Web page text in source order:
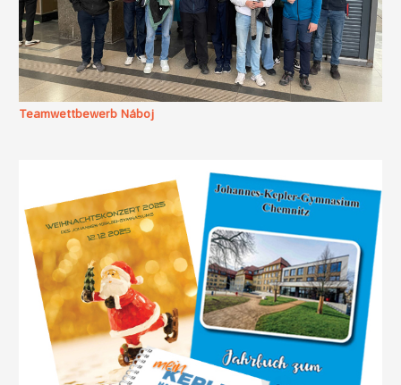
Teamwettbewerb Náboj